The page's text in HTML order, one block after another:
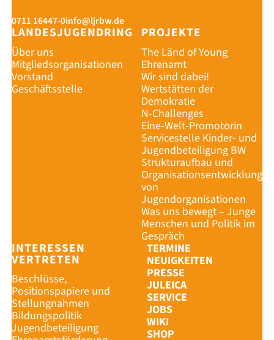
0711 16447-0info@ljrbw.de
LANDESJUGENDRING
Über uns
Mitgliedsorganisationen
Vorstand
Geschäftsstelle
PROJEKTE
The Länd of Young
Ehrenamt
Wir sind dabei!
Wertstätten der
Demokratie
N-Challenges
Eine-Welt-Promotorin
Servicestelle Kinder- und
Jugendbeteiligung BW
Strukturaufbau und
Organisationsentwicklung
von
Jugendorganisationen
Was uns bewegt – Junge
Menschen und Politik im
Gespräch
INTERESSEN
VERTRETEN
Beschlüsse,
Positionspapiere und
Stellungnahmen
Bildungspolitik
Jugendbeteiligung
TERMINE
NEUIGKEITEN
PRESSE
JULEICA
SERVICE
JOBS
WIKI
SHOP